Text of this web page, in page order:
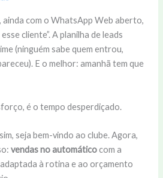
ainda com o WhatsApp Web aberto,
cliente”. A planilha de leads
(ninguém sabe quem entrou,
E o melhor: amanhã tem que
é o tempo desperdiçado.
seja bem-vindo ao clube. Agora,
vendas no automáticocom a
à rotina e ao orçamento